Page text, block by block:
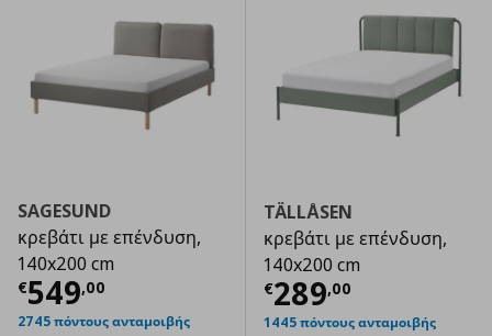
SAGESUND
κρεβάτι με επένδυση,
140x200 cm
€549,00
Τρέχουσα τιμή € 549,00
2745 πόντους ανταμοιβής
TÄLLÅSEN
κρεβάτι με επένδυση,
140x200 cm
€289,00
Τρέχουσα
1445 πόντους ανταμοιβής